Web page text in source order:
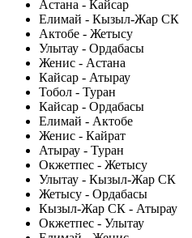
Астана - Кайсар
Елимай - Кызыл-Жар СК
Актобе - Жетысу
Улытау - Ордабасы
Женис - Астана
Кайсар - Атырау
Тобол - Туран
Кайсар - Ордабасы
Елимай - Актобе
Женис - Кайрат
Атырау - Туран
Окжетпес - Жетысу
Улытау - Кызыл-Жар СК
Жетысу - Ордабасы
Кызыл-Жар СК - Атырау
Окжетпес - Улытау